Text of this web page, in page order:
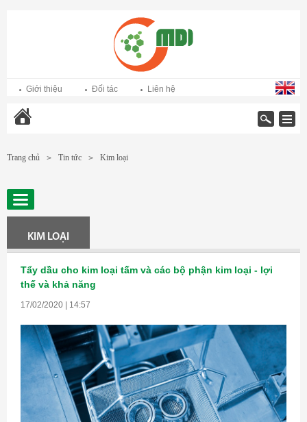
Giới thiệu Đối tác Liên hệ
Trang chủ > Tin tức > Kim loại
KIM LOẠI
Tẩy dầu cho kim loại tấm và các bộ phận kim loại - lợi
thế và khả năng
17/02/2020 | 14:57